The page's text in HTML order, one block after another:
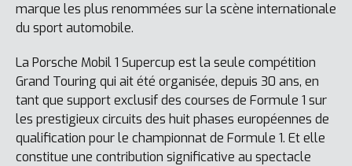
marque les plus renommées sur la scène internationale
du sport automobile.
La Porsche Mobil 1 Supercup est la seule compétition
Grand Touring qui ait été organisée, depuis 30 ans, en
tant que support exclusif des courses de Formule 1 sur
les prestigieux circuits des huit phases européennes de
qualification pour le championnat de Formule 1. Et elle
constitue une contribution significative au spectacle